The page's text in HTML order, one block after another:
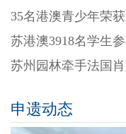
35名港澳青少年荣
苏州园林牵手法国
申遗动态